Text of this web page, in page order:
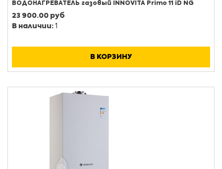
ВОДОНАГРЕВАТЕЛЬ газовый INNOVITA Primo 11 iD NG
23 900.00 руб
В наличии: 1
В КОРЗИНУ